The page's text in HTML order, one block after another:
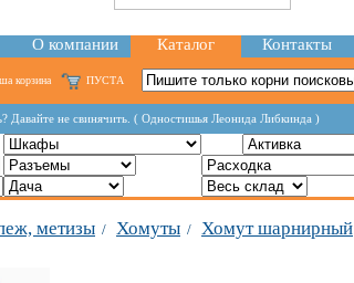
О компании Каталог Контакты
корзина ПУСТА
Давайте не свинячить. ( Одностишья Леонида Либкинда )
метизы / Хомуты / Хомут шарнирный